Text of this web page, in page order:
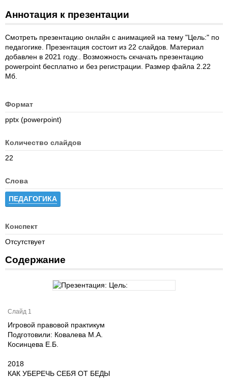
Аннотация к презентации
Смотреть презентацию онлайн с анимацией на тему "Цель:" по
педагогике. Презентация состоит из 22 слайдов. Материал
добавлен в 2021 году.. Возможность скчачать презентацию
powerpoint бесплатно и без регистрации. Размер файла 2.22
Мб.
Формат
pptx (powerpoint)
Количество слайдов
22
Слова
ПЕДАГОГИКА
Конспект
Отсутствует
Содержание
Слайд 1
Игровой правовой практикум
Подготовили: Ковалева М.А.
Косинцева Е.Б.
2018
КАК УБЕРЕЧЬ СЕБЯ ОТ БЕДЫ